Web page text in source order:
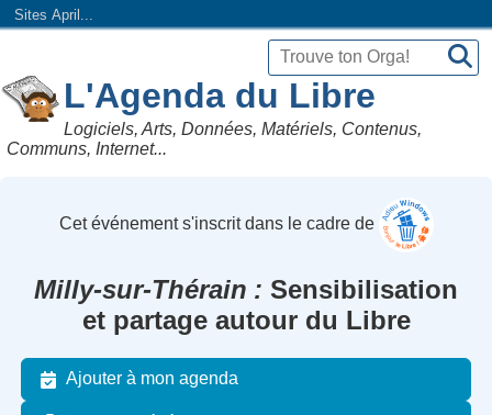
Sites April...
L'Agenda du Libre
Logiciels, Arts, Données, Matériels, Contenus,
Communs, Internet...
Cet événement s'inscrit dans le cadre de
Milly-sur-Thérain
Sensibilisation
et partage autour du Libre
Ajouter à mon agenda